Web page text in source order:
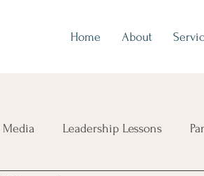
Home About
Media Leadership Lessons